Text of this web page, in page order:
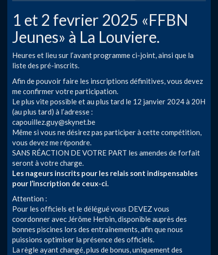
1 et 2 fevrier 2025 «FFBN
Jeunes» à La Louviere.
Heures et lieu sur l’avant programme ci-joint, ainsi que la
liste des pré-inscrits.
Afin de pouvoir faire les inscriptions définitives, vous devez
me confirmer votre participation.
Le plus vite possible et au plus tard le 12 janvier 2024 à 20H
(au plus tard) à l’adresse :
capouillez.guy@skynet.be
Même si vous ne désirez pas participer à cette compétition,
vous devez me répondre.
SANS RÉACTION DE VOTRE PART les amendes de forfait
seront à votre charge.
Les nageurs inscrits pour les relais sont indispensables
pour l’inscription de ceux-ci.
Attention :
Pour les officiels et le délégué vous DEVEZ vous
coordonner avec Jérôme Herbin, disponible auprès des
bonnes piscines lors des entraînements, afin que nous
puissions optimiser la présence des officiels.
La règle ayant changé, plus de bonus, uniquement des